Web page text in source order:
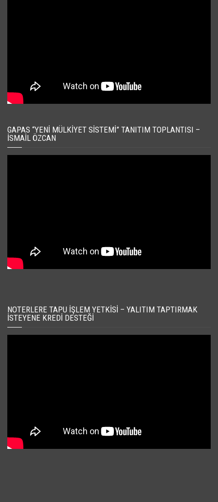
GAPAS “YENI MÜLKIYET SISTEMI” TANITIM TOPLANTISI –
İSMAIL ÖZCAN
NOTERLERE TAPU İŞLEM YETKISI – YALITIM TAPTIRMAK
İSTEYENE KREDI DESTEĞI